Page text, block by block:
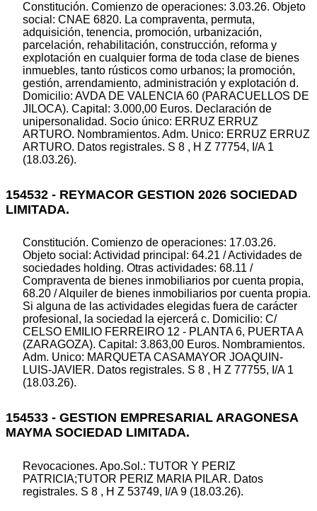
Constitución. Comienzo de operaciones: 3.03.26. Objeto
social: CNAE 6820. La compraventa, permuta,
adquisición, tenencia, promoción, urbanización,
parcelación, rehabilitación, construcción, reforma y
explotación en cualquier forma de toda clase de bienes
inmuebles, tanto rústicos como urbanos; la promoción,
gestión, arrendamiento, administración y explotación d.
Domicilio: AVDA DE VALENCIA 60 (PARACUELLOS DE
JILOCA). Capital: 3.000,00 Euros. Declaración de
unipersonalidad. Socio único: ERRUZ ERRUZ
ARTURO. Nombramientos. Adm. Unico: ERRUZ ERRUZ
ARTURO. Datos registrales. S 8 , H Z 77754, I/A 1
(18.03.26).
154532 - REYMACOR GESTION 2026 SOCIEDAD
LIMITADA.
Constitución. Comienzo de operaciones: 17.03.26.
Objeto social: Actividad principal: 64.21 / Actividades de
sociedades holding. Otras actividades: 68.11 /
Compraventa de bienes inmobiliarios por cuenta propia,
68.20 / Alquiler de bienes inmobiliarios por cuenta propia.
Si alguna de las actividades elegidas fuera de carácter
profesional, la sociedad la ejercerá c. Domicilio: C/
CELSO EMILIO FERREIRO 12 - PLANTA 6, PUERTA A
(ZARAGOZA). Capital: 3.863,00 Euros. Nombramientos.
Adm. Unico: MARQUETA CASAMAYOR JOAQUIN-
LUIS-JAVIER. Datos registrales. S 8 , H Z 77755, I/A 1
(18.03.26).
154533 - GESTION EMPRESARIAL ARAGONESA
MAYMA SOCIEDAD LIMITADA.
Revocaciones. Apo.Sol.: TUTOR Y PERIZ
PATRICIA;TUTOR PERIZ MARIA PILAR. Datos
registrales. S 8 , H Z 53749, I/A 9 (18.03.26).